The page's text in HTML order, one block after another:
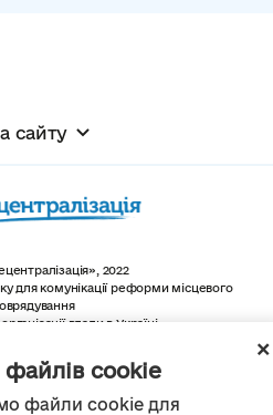
cookie
файли cookie для
сайту
2022
для комунікації реформи місцевого
влади в Україні.
за ліцензією
4.0 International license,
зазначено інше